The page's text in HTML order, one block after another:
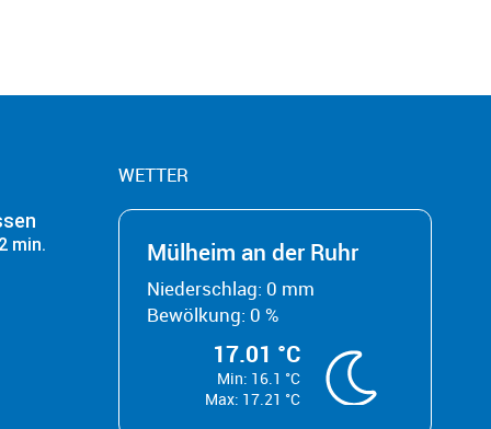
min.
WETTER
Mülheim an der Ruhr
Niederschlag: 0 mm
Bewölkung: 0 %
17.01 °C
Min: 16.1 °C
Max: 17.21 °C